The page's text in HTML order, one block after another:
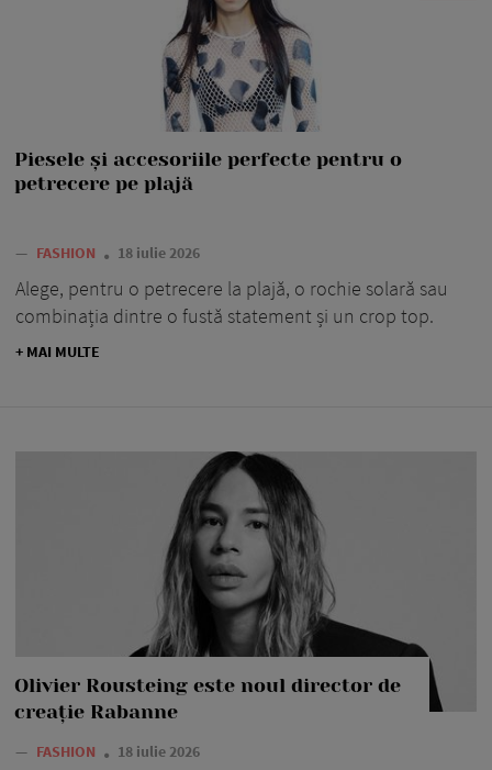
Piesele și accesoriile perfecte pentru o
petrecere pe plajă
— FASHION 18 iulie 2026
Alege, pentru o petrecere la plajă, o rochie solară sau
combinația dintre o fustă statement și un crop top.
+ MAI MULTE
Olivier Rousteing este noul director de
creație Rabanne
— FASHION 18 iulie 2026